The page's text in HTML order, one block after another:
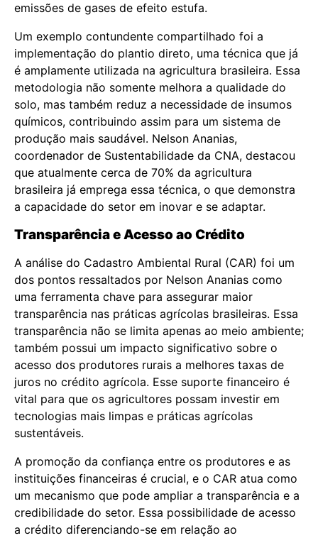
emissões de gases de efeito estufa.
Um exemplo contundente compartilhado foi a
implementação do plantio direto, uma técnica que já
é amplamente utilizada na agricultura brasileira. Essa
metodologia não somente melhora a qualidade do
solo, mas também reduz a necessidade de insumos
químicos, contribuindo assim para um sistema de
produção mais saudável. Nelson Ananias,
coordenador de Sustentabilidade da CNA, destacou
que atualmente cerca de 70% da agricultura
brasileira já emprega essa técnica, o que demonstra
a capacidade do setor em inovar e se adaptar.
Transparência e Acesso ao Crédito
A análise do Cadastro Ambiental Rural (CAR) foi um
dos pontos ressaltados por Nelson Ananias como
uma ferramenta chave para assegurar maior
transparência nas práticas agrícolas brasileiras. Essa
transparência não se limita apenas ao meio ambiente;
também possui um impacto significativo sobre o
acesso dos produtores rurais a melhores taxas de
juros no crédito agrícola. Esse suporte financeiro é
vital para que os agricultores possam investir em
tecnologias mais limpas e práticas agrícolas
sustentáveis.
A promoção da confiança entre os produtores e as
instituições financeiras é crucial, e o CAR atua como
um mecanismo que pode ampliar a transparência e a
credibilidade do setor. Essa possibilidade de acesso
a crédito diferenciando-se em relação ao